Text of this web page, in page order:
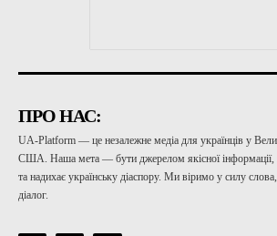
ПРО НАС:
UA-Platform — це незалежне медіа для українців у
США. Наша мета — бути джерелом якісної інформації,
та надихає українську діаспору. Ми віримо у силу слова,
діалог.